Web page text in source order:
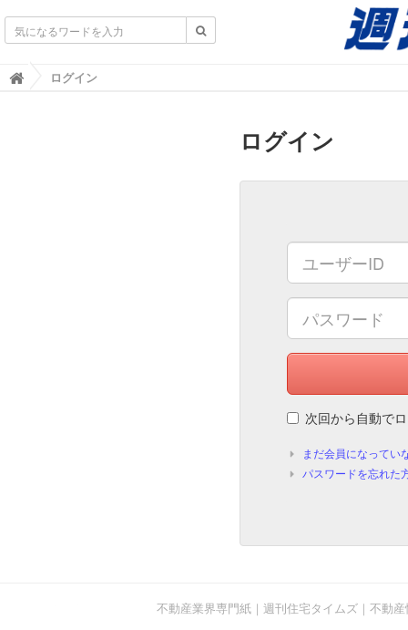
不動産業界専門紙｜週刊住宅タイムズ｜不動産情報
ログイン
ログイン
次回から自動で
まだ会員になってい
パスワードを忘れた
不動産業界専門紙｜週刊住宅タイムズ｜不動